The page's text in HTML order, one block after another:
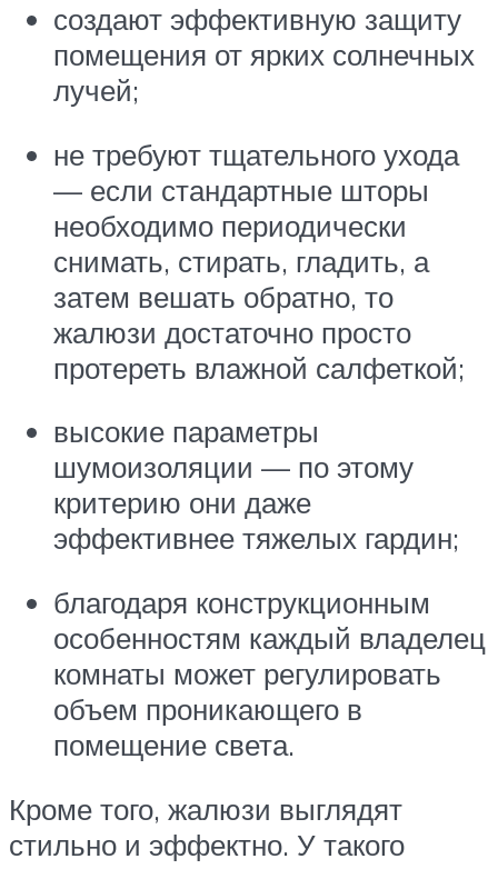
создают эффективную защиту
помещения от ярких солнечных
лучей;
не требуют тщательного ухода
— если стандартные шторы
необходимо периодически
снимать, стирать, гладить, а
затем вешать обратно, то
жалюзи достаточно просто
протереть влажной салфеткой;
высокие параметры
шумоизоляции — по этому
критерию они даже
эффективнее тяжелых гардин;
благодаря конструкционным
особенностям каждый владелец
комнаты может регулировать
объем проникающего в
помещение света.
Кроме того, жалюзи выглядят
стильно и эффектно. У такого